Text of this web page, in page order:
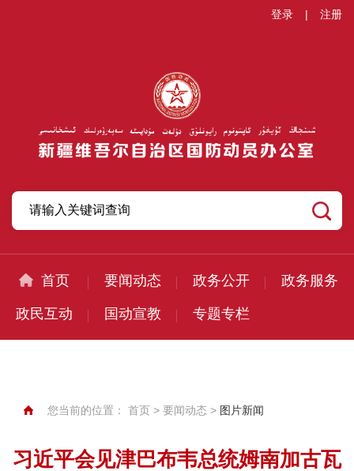
登录 | 注册
首页 要闻动态 政务公开 政务服务
政民互动 国动宣教 专题专栏
您当前的位置： 首页 > 要闻动态 > 图片新闻
习近平会见津巴布韦总统姆南加古瓦